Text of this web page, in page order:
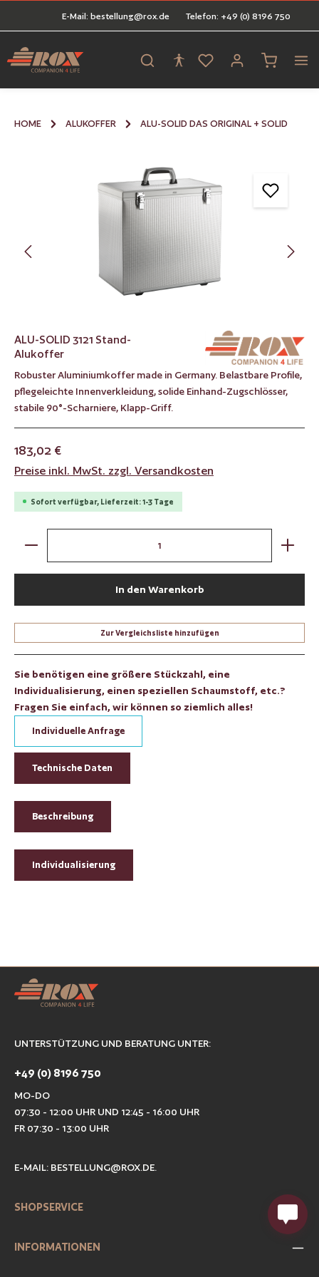
springenE-Mail: bestellung@rox.de Telefon: +49 (0) 8196 750
HOME ALUKOFFER ALU-SOLID DAS ORIGINAL + SOLID
ALU-SOLID 3121 Stand-
Alukoffer
Robuster Aluminiumkoffer made in Germany. Belastbare Profile,
pflegeleichte Innenverkleidung, solide Einhand-Zugschlösser,
stabile 90°-Scharniere, Klapp-Griff.
183,02 €
Preise inkl. MwSt. zzgl. Versandkosten
Sofort verfügbar, Lieferzeit: 1-3 Tage
Produkt Anzahl: Gib den gewünschten Wert ein oder
In den Warenkorb
Zur Vergleichsliste hinzufügen
Sie benötigen eine größere Stückzahl, eine
Individualisierung, einen speziellen Schaumstoff, etc.?
Fragen Sie einfach, wir können so ziemlich alles!
Individuelle Anfrage
Technische Daten
Beschreibung
Individualisierung
UNTERSTÜTZUNG UND BERATUNG UNTER:
+49 (0) 8196 750
MO-DO
07:30 - 12:00 UHR UND 12:45 - 16:00 UHR
FR 07:30 - 13:00 UHR
E-MAIL: BESTELLUNG@ROX.DE.
SHOPSERVICE
INFORMATIONEN